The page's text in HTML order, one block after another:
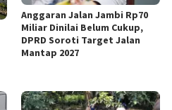
Anggaran Jalan Jambi Rp70
Miliar Dinilai Belum Cukup,
DPRD Soroti Target Jalan
Mantap 2027